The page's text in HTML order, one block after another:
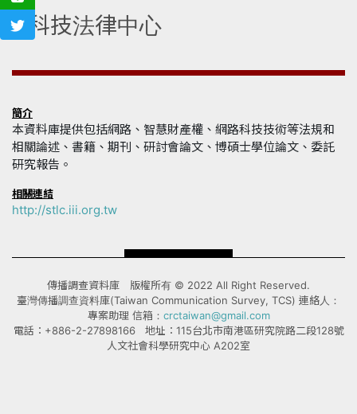
科技法律中心
簡介
本資料庫提供包括網路、智慧財產權、網路科技技術等法規和
相關論述、書籍、期刊、研討會論文、博碩士學位論文、委託
研究報告。
相關連結
http://stlc.iii.org.tw
傳播調查資料庫 版權所有 © 2022 All Right Reserved.
臺灣傳播調查資料庫(Taiwan Communication Survey, TCS) 連絡人：
專案助理 信箱： crctaiwan@gmail.com
電話：+886-2-27898166 地址：115台北市南港區研究院路二段128號
人文社會科學研究中心 A202室